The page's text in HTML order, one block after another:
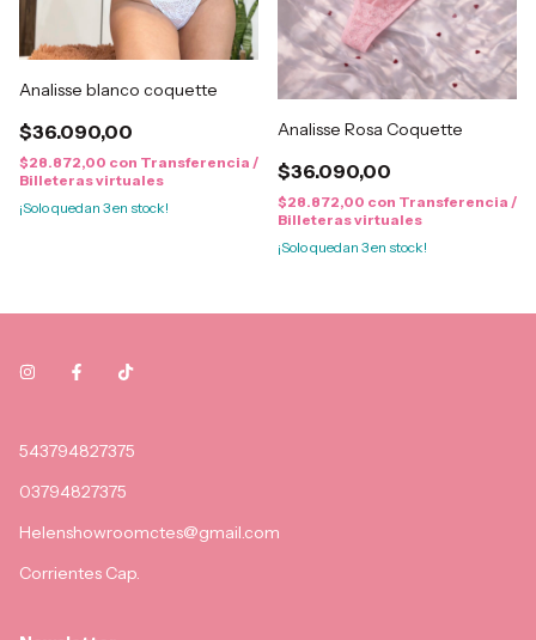
Analisse blanco coquette
$36.090,00
$28.872,00 con Transferencia /
Billeteras virtuales
¡Solo quedan 3en stock!
Analisse Rosa Coquette
$36.090,00
$28.872,00 con Transferencia /
Billeteras virtuales
¡Solo quedan 3en stock!
543794827375
03794827375
Helenshowroomctes@gmail.com
Corrientes Cap.